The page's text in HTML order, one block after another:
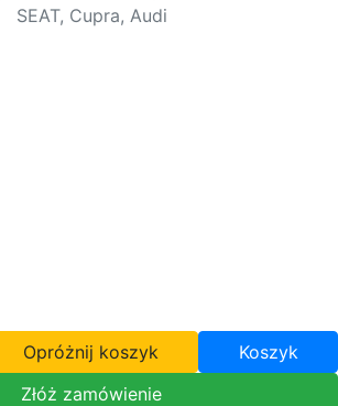
SEAT, Cupra, Audi
Opróżnij koszyk
Koszyk
Złóż zamówienie